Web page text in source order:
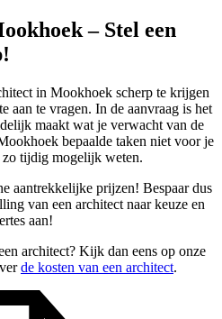
– Stel een
in Mookhoek scherp te krijgen
aan te vragen. In de aanvraag is het
maakt wat je verwacht van de
bepaalde taken niet voor je
tijdig mogelijk weten.
aantrekkelijke prijzen! Bespaar dus
van een architect naar keuze en
aan!
architect? Kijk dan eens op onze
de kosten van een architect.